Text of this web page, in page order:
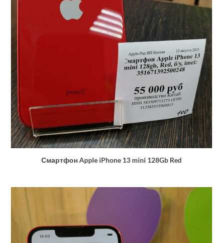
Смартфон Apple iPhone 13 mini 128Gb Red